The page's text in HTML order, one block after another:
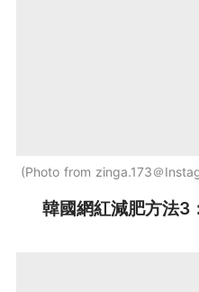
Photo from zinga.173＠
韓國網紅減肥方法3